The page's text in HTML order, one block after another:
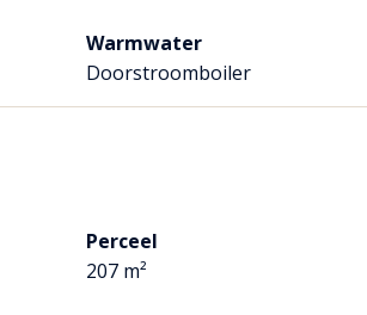
financieel adviseurs – zonder
of anderszins, dan wel de gevolgen
plattegrond-tekeningen zijn ter
Warmwater
Doorstroomboiler
Perceel
207 m²